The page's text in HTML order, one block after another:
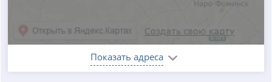
Показать адреса